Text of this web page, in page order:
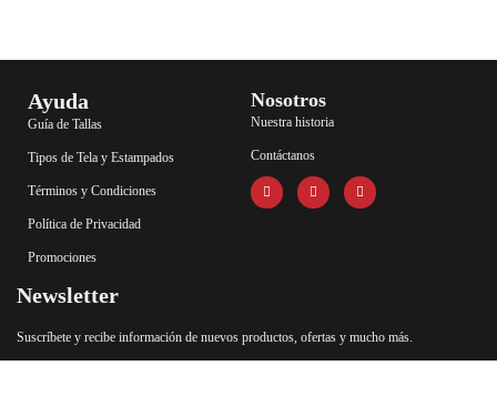
Ayuda
Guía de Tallas
Tipos de Tela y Estampados
Términos y Condiciones
Política de Privacidad
Promociones
Nosotros
Nuestra historia
Contáctanos
Newsletter
Suscríbete y recibe información de nuevos productos, ofertas y mucho más.